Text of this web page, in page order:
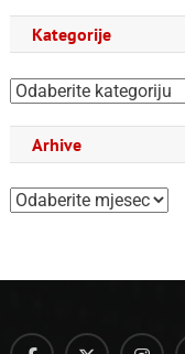
Kategorije
Kategorije
Arhive
Arhive